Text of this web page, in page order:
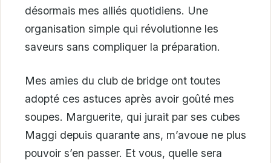
désormais mes alliés quotidiens. Une
organisation simple qui révolutionne les
saveurs sans compliquer la préparation.
Mes amies du club de bridge ont toutes
adopté ces astuces après avoir goûté mes
soupes. Marguerite, qui jurait par ses cubes
Maggi depuis quarante ans, m’avoue ne plus
pouvoir s’en passer. Et vous, quelle sera